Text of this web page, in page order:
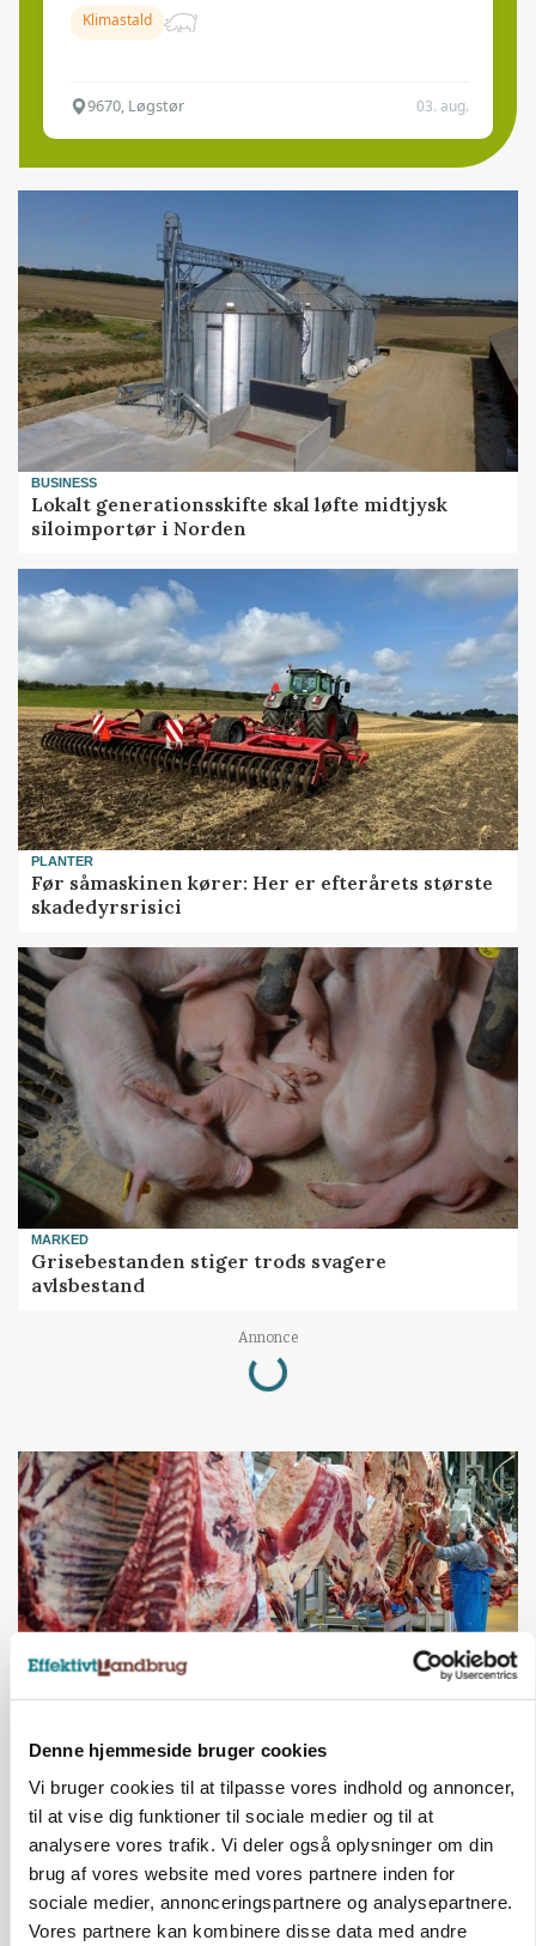
Denne hjemmeside bruger cookies
Vi bruger cookies til at tilpasse vores indhold og annoncer,
til at vise dig funktioner til sociale medier og til at
analysere vores trafik. Vi deler også oplysninger om din
brug af vores website med vores partnere inden for
sociale medier, annonceringspartnere og analysepartnere.
Vores partnere kan kombinere disse data med andre
Klimastald
9670, Løgstør 03. aug.
BUSINESS
Lokalt generationsskifte skal løfte midtjysk
siloimportør i Norden
PLANTER
Før såmaskinen kører: Her er efterårets største
skadedyrsrisici
MARKED
Grisebestanden stiger trods svagere
avlsbestand
Annonce
Loading...
MARKED
Uændret notering: Spæde lyspunkter i fortsat
presset marked for oksekød
Annonce